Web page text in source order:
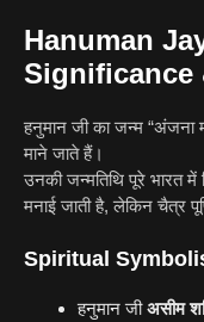
Hanuman
Significance
हनुमान जी का जन्म
माने जाते हैं।
उनकी जन्मतिथि पूरे भारत
मनाई जाती है, लेकिन चैत्र
Spiritual
हनुमान जीअसीम